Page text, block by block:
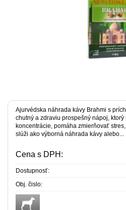
Ajurvédska náhrada kávy Brahmi s
chutný a zdraviu prospešný nápoj,
koncentrácie, pomáha zmierňovať
slúži ako výborná náhrada kávy alebo...
Cena s DPH:
Dostupnosť:
Obj. čislo: